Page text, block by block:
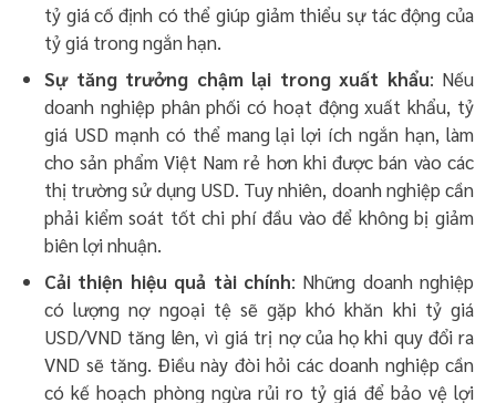
tỷ giá cố định có thể giúp giảm thiểu sự tác động của
tỷ giá trong ngắn hạn.
Sự tăng trưởng chậm lại trong xuất khẩu: Nếu
doanh nghiệp phân phối có hoạt động xuất khẩu, tỷ
giá USD mạnh có thể mang lại lợi ích ngắn hạn, làm
cho sản phẩm Việt Nam rẻ hơn khi được bán vào các
thị trường sử dụng USD. Tuy nhiên, doanh nghiệp cần
phải kiểm soát tốt chi phí đầu vào để không bị giảm
biên lợi nhuận.
Cải thiện hiệu quả tài chính: Những doanh nghiệp
có lượng nợ ngoại tệ sẽ gặp khó khăn khi tỷ giá
USD/VND tăng lên, vì giá trị nợ của họ khi quy đổi ra
VND sẽ tăng. Điều này đòi hỏi các doanh nghiệp cần
có kế hoạch phòng ngừa rủi ro tỷ giá để bảo vệ lợi